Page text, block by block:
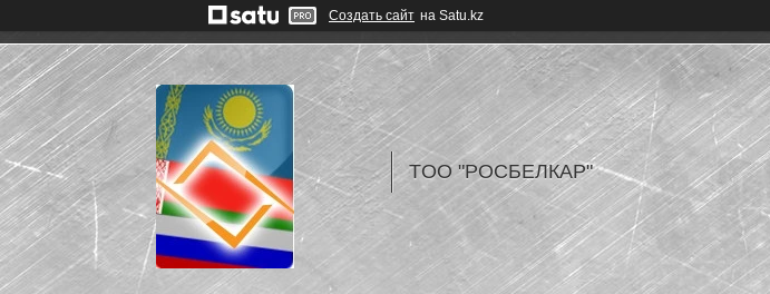
Создать сайт на Satu.kz
TOO "РОСБЕЛКАР"